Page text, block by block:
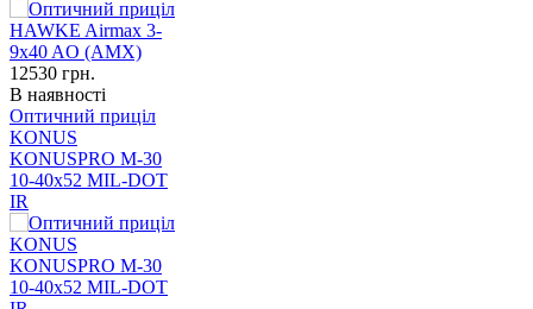
12530 грн.
В наявності
Оптичний приціл
KONUS
KONUSPRO M-30
10-40x52 MIL-DOT
IR